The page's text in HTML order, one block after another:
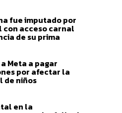
fue imputado por
con acceso carnal
de su prima
Meta a pagar
por afectar la
de niños
en la